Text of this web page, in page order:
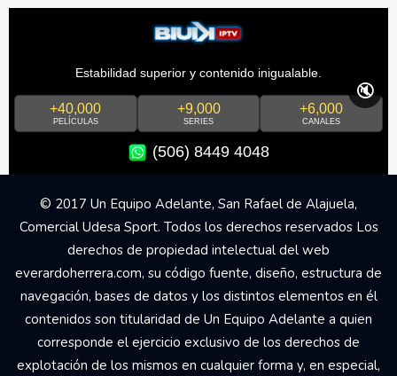
Estabilidad superior y contenido inigualable.
+40,000
PELÍCULAS
+9,000
SERIES
+6,000
CANALES
(506) 8449 4048
🔇
© 2017 Un Equipo Adelante, San Rafael de Alajuela,
Comercial Udesa Sport. Todos los derechos reservados Los
derechos de propiedad intelectual del web
everardoherrera.com, su código fuente, diseño, estructura de
navegación, bases de datos y los distintos elementos en él
contenidos son titularidad de Un Equipo Adelante a quien
corresponde el ejercicio exclusivo de los derechos de
explotación de los mismos en cualquier forma y, en especial,